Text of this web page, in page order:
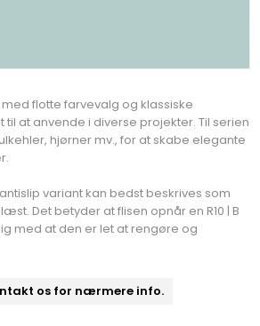
flotte farvevalg og klassiske
at anvende i diverse projekter. Til serien
hjørner mv., for at skabe elegante
variant kan bedst beskrives som
Det betyder at flisen opnår en R10 | B
med at den er let at rengøre og
os for nærmere info.